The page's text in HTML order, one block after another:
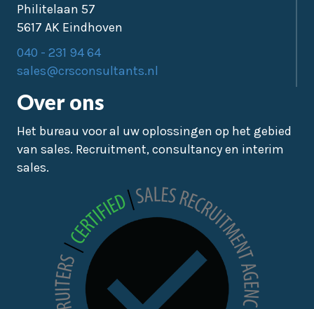
Philitelaan 57
5617 AK Eindhoven
040 - 231 94 64
sales@crsconsultants.nl
Over ons
Het bureau voor al uw oplossingen op het gebied
van sales. Recruitment, consultancy en interim
sales.